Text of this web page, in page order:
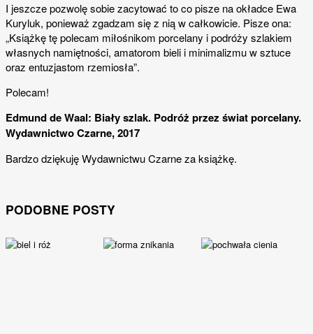
I jeszcze pozwolę sobie zacytować to co pisze na okładce Ewa
Kuryluk, ponieważ zgadzam się z nią w całkowicie. Pisze ona:
„Książkę tę polecam miłośnikom porcelany i podróży szlakiem
własnych namiętności, amatorom bieli i minimalizmu w sztuce
oraz entuzjastom rzemiosła”.
Polecam!
Edmund de Waal: Biały szlak. Podróż przez świat porcelany.
Wydawnictwo Czarne, 2017
Bardzo dziękuję Wydawnictwu Czarne za książkę.
PODOBNE POSTY